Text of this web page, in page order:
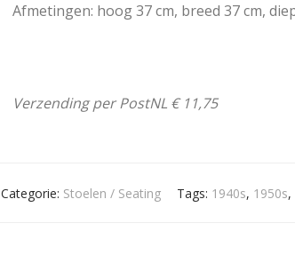
Afmetingen: hoog 37 cm, breed 37 cm,
Verzending per PostNL € 11,75
Categorie: Stoelen / Seating Tags: 1940s, 1950s,